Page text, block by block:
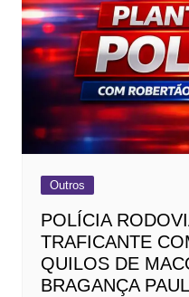
Outros
POLÍCIA
TRAFICANTE
QUILOS DE
BRAGANÇA